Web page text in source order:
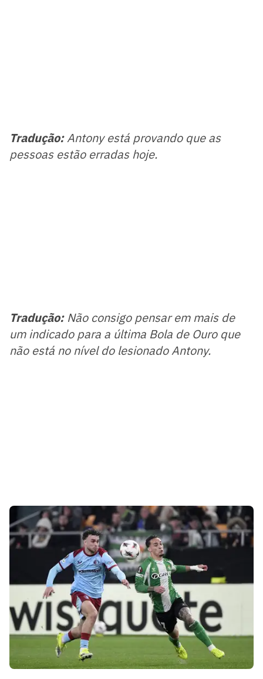
Tradução:Antony está provando que as
pessoas estão erradas hoje.
Tradução:Não consigo pensar em mais de
um indicado para a última Bola de Ouro que
não está no nível do lesionado Antony.